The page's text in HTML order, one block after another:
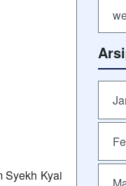
Syekh Kyai